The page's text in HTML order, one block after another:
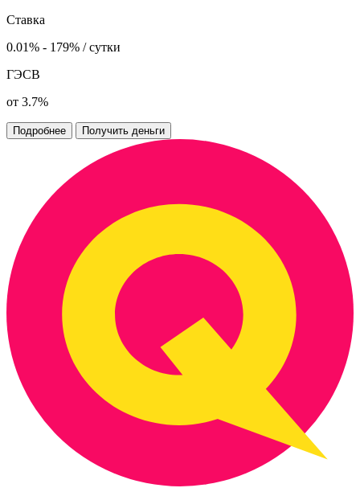
Ставка
0.01% - 179% / сутки
ГЭСВ
от 3.7%
Подробнее Получить деньги